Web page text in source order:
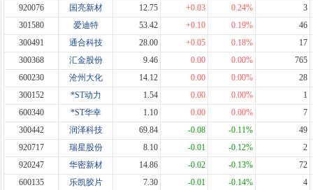
920076
国亮新材 12.75 +0.03 0.24%
3
301580
爱迪特 53.42 +0.10 0.19%
46
300491
通合科技 28.00 +0.05 0.18%
17
300368
汇金股份 9.46 0.00 0.00%
765
600230
沧州大化 14.12 0.00 0.00%
28
300152
*ST动力 1.54 0.00 0.00%
1
600340
*ST华幸 1.10 0.00 0.00%
7
300442
润泽科技 69.84 -0.08 -0.11%
49
920717
瑞星股份 8.10 -0.01 -0.12%
2
920247
华密新材 14.86 -0.02 -0.13%
72
600135
乐凯胶片 7.30 -0.01 -0.14%
4